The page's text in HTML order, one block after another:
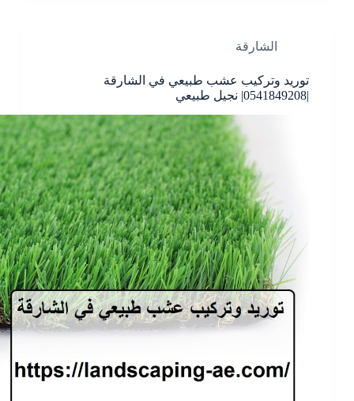
الشارقة
توريد وتركيب عشب طبيعي في الشارقة
|0541849208| نجيل طبيعي